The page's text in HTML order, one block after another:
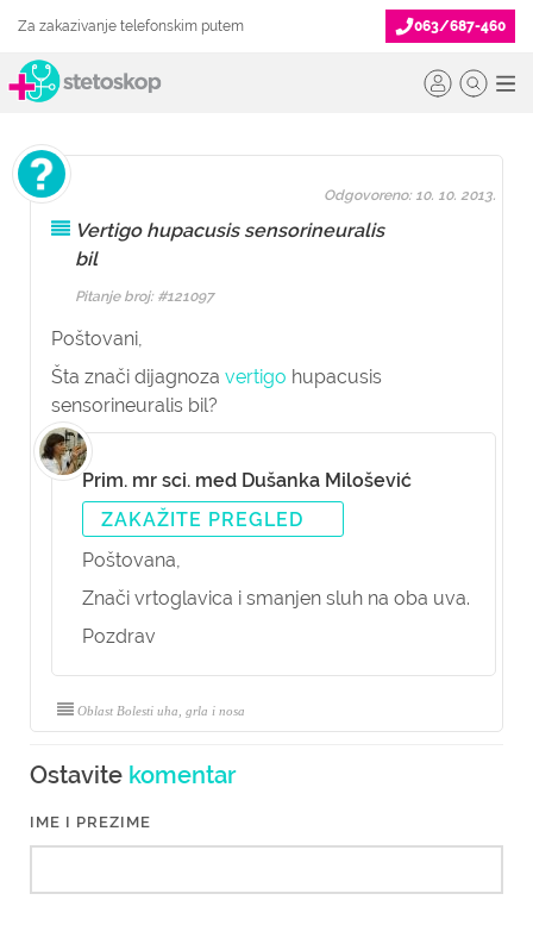
Za zakazivanje telefonskim putem 063/687-460
Vertigo hupacusis sensorineuralis
bil
Pitanje broj: #121097
Poštovani,
Šta znači dijagnoza vertigo hupacusis
sensorineuralis bil?
Odgovoreno: 10. 10. 2013.
Prim. mr sci. med Dušanka Milošević
ZAKAŽITE PREGLED
Poštovana,
Znači vrtoglavica i smanjen sluh na oba uva.
Pozdrav
Oblast Bolesti uha, grla i nosa
Ostavite komentar
IME I PREZIME